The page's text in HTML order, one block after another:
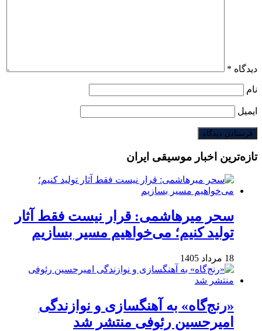
دیدگاه *
نام
ایمیل
تازه‌ترین اخبار موسیقی ایران
سحر میرهاشمی: قرار نیست فقط آثار
تولید کنیم؛ می‌خواهیم مسیر بسازیم
18 مرداد 1405
«رنج‌گاه» به آهنگسازی و نوازندگی
امیرحسین رئوفی منتشر شد